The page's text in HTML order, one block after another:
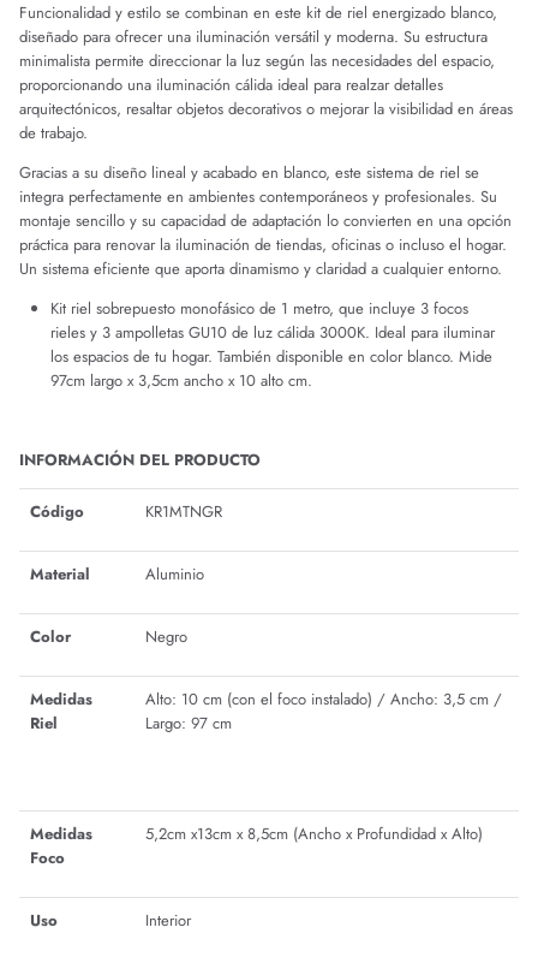
Funcionalidad y estilo se combinan en este kit de riel energizado blanco,
diseñado para ofrecer una iluminación versátil y moderna. Su estructura
minimalista permite direccionar la luz según las necesidades del espacio,
proporcionando una iluminación cálida ideal para realzar detalles
arquitectónicos, resaltar objetos decorativos o mejorar la visibilidad en áreas
de trabajo.
Gracias a su diseño lineal y acabado en blanco, este sistema de riel se
integra perfectamente en ambientes contemporáneos y profesionales. Su
montaje sencillo y su capacidad de adaptación lo convierten en una opción
práctica para renovar la iluminación de tiendas, oficinas o incluso el hogar.
Un sistema eficiente que aporta dinamismo y claridad a cualquier entorno.
Kit riel sobrepuesto monofásico de 1 metro, que incluye 3 focos
rieles y 3 ampolletas GU10 de luz cálida 3000K. Ideal para iluminar
los espacios de tu hogar. También disponible en color blanco. Mide
97cm largo x 3,5cm ancho x 10 alto cm.
INFORMACIÓN DEL PRODUCTO
Código KR1MTNGR
Material Aluminio
Color Negro
Medidas
Riel
Alto: 10 cm (con el foco instalado) / Ancho: 3,5 cm /
Largo: 97 cm
Medidas
Foco
5,2cm x13cm x 8,5cm (Ancho x Profundidad x Alto)
Uso Interior